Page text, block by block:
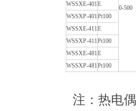
0-500
WSSXE-401E
WSSXP-401Pt100
WSSXE-411E
WSSXP-411Pt100
WSSXE-481E
WSSXP-481Pt100
注：热电